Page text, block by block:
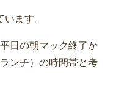
ます。
日の朝マック終了か
ンチ）の時間帯と考